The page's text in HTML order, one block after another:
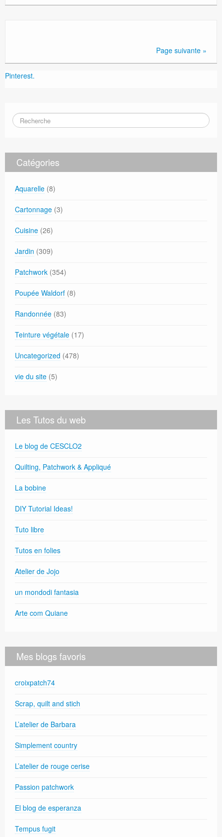
Page suivante »
Pinterest.
Catégories
Aquarelle (8)
Cartonnage (3)
Cuisine (26)
Jardin (309)
Patchwork (354)
Poupée Waldorf (8)
Randonnée (83)
Teinture végétale (17)
Uncategorized (478)
vie du site (5)
Les Tutos du web
Le blog de CESCLO2
Quilting, Patchwork & Appliqué
La bobine
DIY Tutorial Ideas!
Tuto libre
Tutos en folies
Atelier de Jojo
un mondodi fantasia
Arte com Quiane
Mes blogs favoris
croixpatch74
Scrap, quilt and stich
L’atelier de Barbara
Simplement country
L’atelier de rouge cerise
Passion patchwork
El blog de esperanza
Tempus fugit